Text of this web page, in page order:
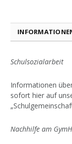
Schulsozialarbeit
Informationen
sofort hier auf
Nachhilfe am